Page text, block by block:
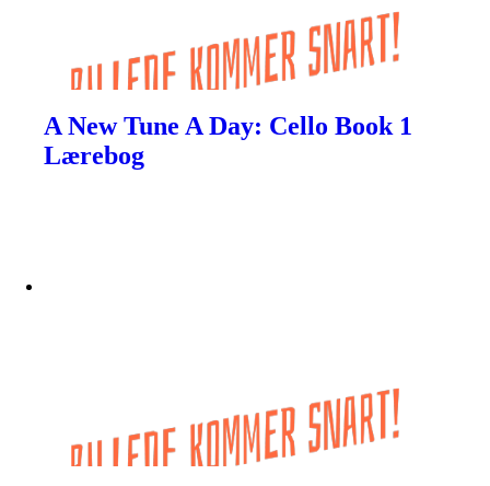
A New Tune A Day: Cello Book 1
Lærebog